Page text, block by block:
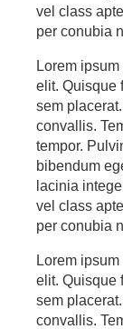
vel class
per conubia
Lorem
elit. Quisque
sem
convallis.
tempor.
bibendum
lacinia
vel class
per conubia
Lorem
elit. Quisque
sem
convallis.